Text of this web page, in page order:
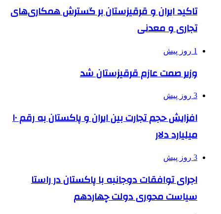
تاکید ایران و قرقیزستان بر گسترش همکاری‌های
تجاری و معدنی
1 روز پیش
وزیر صمت عازم قرقیزستان شد
3 روز پیش
افزایش حجم تجارت بین ایران و پاکستان به رقم ۱۰
میلیارد دلار
3 روز پیش
اجرای توافقات دوجانبه با پاکستان در راستا
سیاست محوری دولت چهاردهم